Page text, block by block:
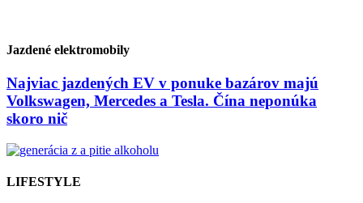
Jazdené elektromobily
Najviac jazdených EV v ponuke bazárov majú
Volkswagen, Mercedes a Tesla. Čína neponúka
skoro nič
LIFESTYLE